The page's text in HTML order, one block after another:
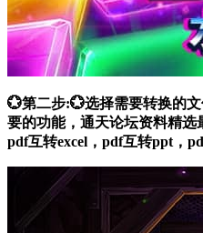
💮第二步:💮选择需要转换的
要的功能，通天论坛资料精选
pdf互转excel，pdf互转ppt，